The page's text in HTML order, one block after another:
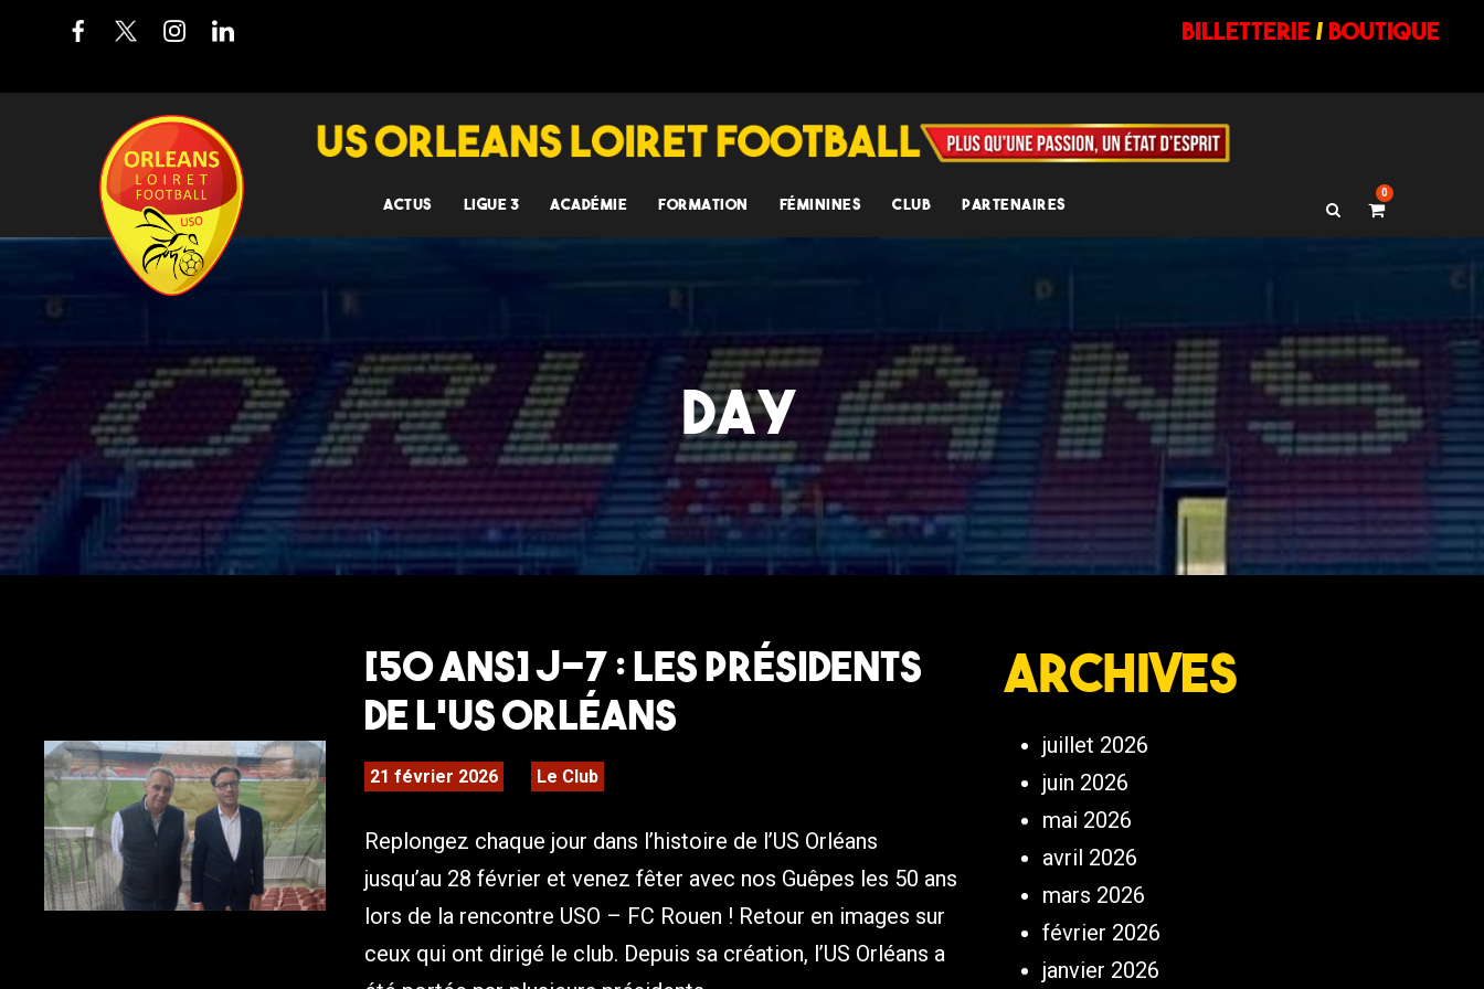
billetterie/ BOUTIQUE
ACTUS LIGUE 3 ACADÉMIE FORMATION FÉMININES CLUB PARTENAIRES
0
DAY
[50 ans] J-7 : Les présidents
de l’US Orléans
21 février 2026 Le Club
Replongez chaque jour dans l’histoire de l’US Orléans
jusqu’au 28 février et venez fêter avec nos Guêpes les 50 ans
lors de la rencontre USO – FC Rouen ! Retour en images sur
ceux qui ont dirigé le club. Depuis sa création, l’US Orléans a
Archives
juillet 2026
juin 2026
mai 2026
avril 2026
mars 2026
février 2026
janvier 2026